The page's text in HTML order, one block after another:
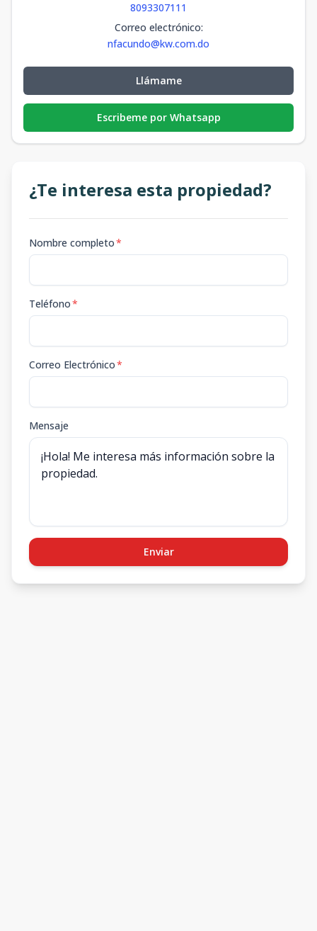
8093307111
Correo electrónico:
nfacundo@kw.com.do
Llámame
Escribeme por Whatsapp
¿Te interesa esta propiedad?
Nombre completo*
Teléfono*
Correo Electrónico*
Mensaje
Enviar